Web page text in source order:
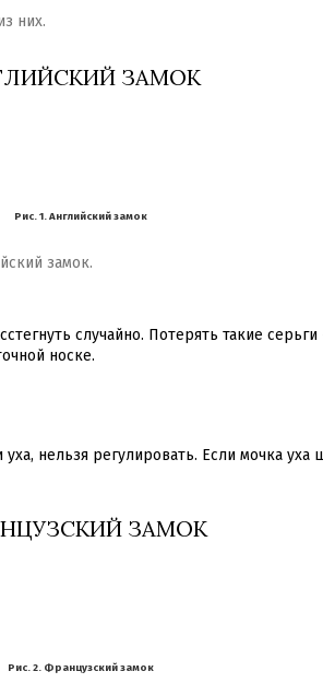
них.
ЗАМОК
Рис. 1. Английский замок
замок.
случайно. Потерять такие
носке.
нельзя регулировать. Если мочка уха
ЗАМОК
Рис. 2. Французский замок